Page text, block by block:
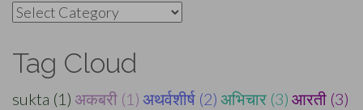
Categories
Tag Cloud
sukta (1) अकबरी (1) अथर्वशीर्ष (2) अभिचार (3) आरती (3)